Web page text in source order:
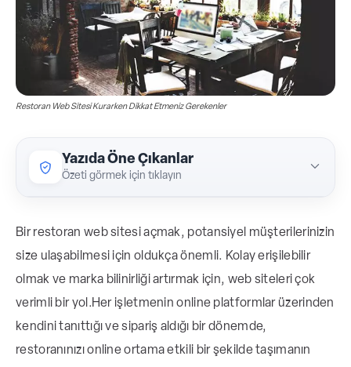
Restoran Web Sitesi Kurarken Dikkat Etmeniz Gerekenler
Yazıda Öne Çıkanlar
Özeti görmek için tıklayın
Restoran web sitesi, müşterilerinize
ulaşmak ve marka bilinirliğinizi artırmak için
önemli bir araçtır.
artırmak için kritik olup, web sitesine
Bir restoran web sitesi açmak, potansiyel müşterilerinizin
size ulaşabilmesi için oldukça önemli. Kolay erişilebilir
olmak ve marka bilinirliği artırmak için, web siteleri çok
verimli bir yol.Her işletmenin online platformlar üzerinden
kendini tanıttığı ve sipariş aldığı bir dönemde,
restoranınızı online ortama etkili bir şekilde taşımanın